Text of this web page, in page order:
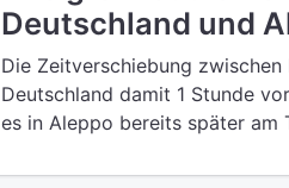
Deutschland und
Die Zeitverschiebung
Deutschland damit 1 Stunde
es in Aleppo bereits später am